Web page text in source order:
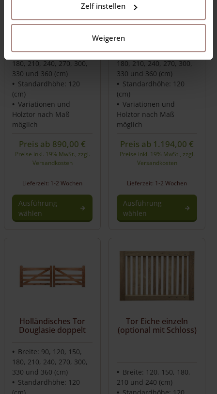
Zelf instellen
Weigeren
Strebe Douglasie
Breite: 90, 120, 150,
180, 210, 240, 270, 300,
330 und 360 (cm)
Standardhöhe: 120
(cm)
Variationen und
Holztor nach Maß
möglich
Preis ab 890,00 €
Preise inkl. 19% MwSt., zzgl.
Versandkosten
Lieferzeit: 1-2 Wochen
Ausführung
wählen
Englisches Tor mit
Strebe Eiche doppelt
Breite: 90, 120, 150,
180, 210, 240, 270, 300,
330 und 360 (cm)
Standardhöhe: 120
(cm)
Variationen und
Holztor nach Maß
möglich
Preis ab 1.194,00€
Preise inkl. 19% MwSt., zzgl.
Versandkosten
Lieferzeit: 1-2 Wochen
Ausführung
wählen
Holländisches Tor
Douglasie doppelt
Breite: 90, 120, 150,
180, 210, 240, 270, 300,
330 und 360 (cm)
Standardhöhe: 120
Tor Eiche einzeln
(optional mit Schloss)
Breite: 120, 150, 180,
210 und 240 (cm)